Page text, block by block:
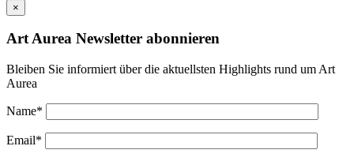
×
Art Aurea Newsletter abonnieren
Bleiben Sie informiert über die aktuellsten Highlights rund um Art
Aurea
Name*
Email*